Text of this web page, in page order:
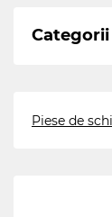
Piese de